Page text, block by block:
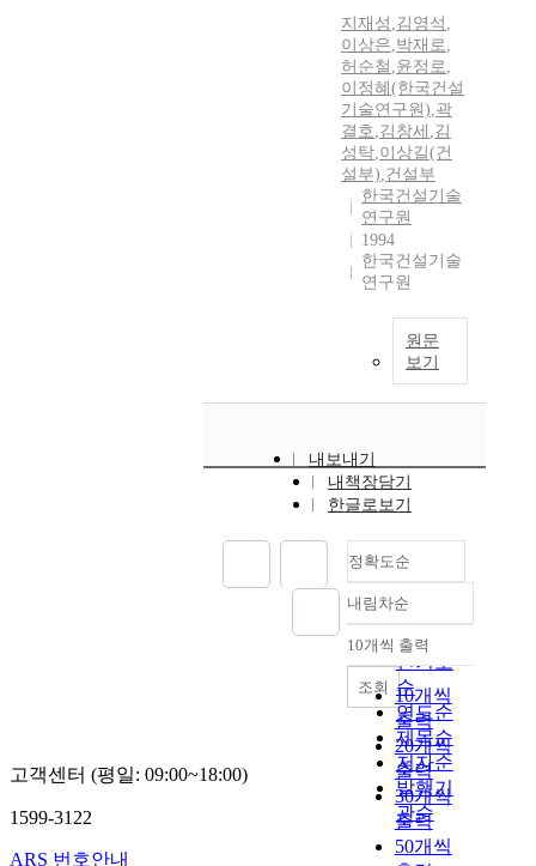
지재성 ,김영석 ,
이상은,박재로,
허순철 ,윤정로,
이정혜(한국건설
기술연구원),곽
결호,김창세 ,김
성탁,이상길(건
설부),건설부
한국건설기술
연구원
1994
한국건설기술
연구원
원문
보기
내보내기
내책장담기
한글로보기
정확도순
정확도
순
인기도
순
연도순
제목순
저자순
발행기
관순
내림차순
내림차순
10개씩 출력
10개씩
출력
20개씩
출력
30개씩
출력
50개씩
조회
고객센터 (평일: 09:00~18:00)
1599-3122
ARS 번호안내